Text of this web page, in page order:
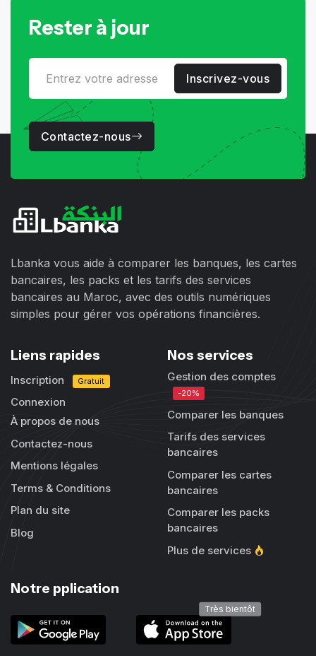
Rester à jour
Inscrivez-vous
Contactez-nous
Lbanka vous aide à comparer les banques, les cartes
bancaires, les packs et les tarifs des services
bancaires au Maroc, avec des outils numériques
simples pour gérer vos opérations financières.
Liens rapides
Inscription Gratuit
Connexion
À propos de nous
Contactez-nous
Mentions légales
Terms & Conditions
Plan du site
Blog
Nos services
Gestion des comptes
-20%
Comparer les banques
Tarifs des services
bancaires
Comparer les cartes
bancaires
Comparer les packs
bancaires
Plus de services
Notre pplication
Très bientôt